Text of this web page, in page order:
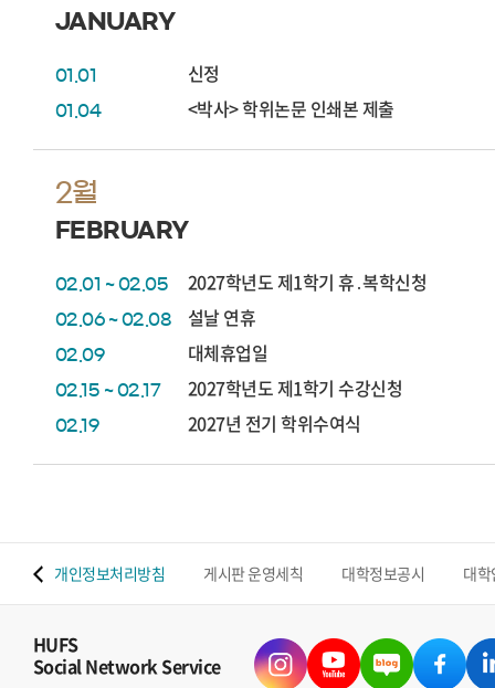
JANUARY
01.01 신정
01.04 <박사> 학위논문 인쇄본 제출
2월
FEBRUARY
02.01 ~ 02.05 2027학년도 제1학기 휴․복학신청
02.06 ~ 02.08 설날 연휴
02.09 대체휴업일
02.15 ~ 02.17 2027학년도 제1학기 수강신청
02.19 2027년 전기 학위수여식
개인정보처리방침 게시판 운영세칙 대학정보공시 대
HUFS
Social Network Service